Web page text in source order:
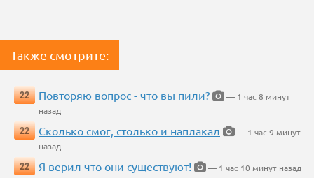
Также смотрите:
22 Повторяю вопрос - что вы пили?
— 1 час 8 минут
назад
22
Сколько смог, столько и наплакал
— 1 час 9 минут
назад
22
Я верил что они существуют!
— 1 час 10 минут назад